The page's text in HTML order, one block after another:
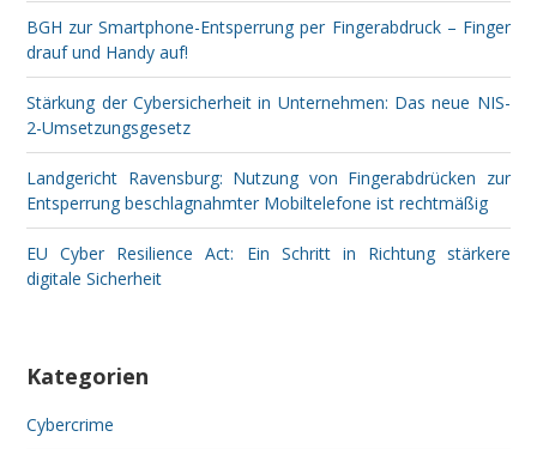
BGH zur Smartphone-Entsperrung per Fingerabdruck – Finger
drauf und Handy auf!
Stärkung der Cybersicherheit in Unternehmen: Das neue NIS-
2-Umsetzungsgesetz
Landgericht Ravensburg: Nutzung von Fingerabdrücken zur
Entsperrung beschlagnahmter Mobiltelefone ist rechtmäßig
EU Cyber Resilience Act: Ein Schritt in Richtung stärkere
digitale Sicherheit
Kategorien
Cybercrime